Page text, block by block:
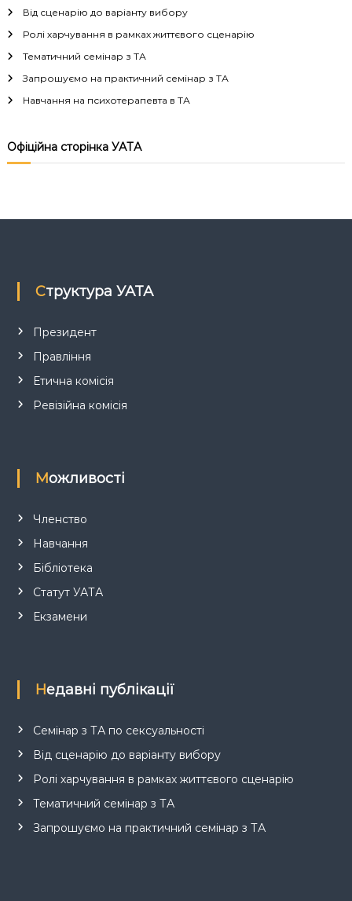
г
а
ц
я
и
с
в
Від сценарію до варіанту вибору
Ролі харчування в рамках життєвого сценарію
Тематичний семінар з ТА
Запрошуємо на практичний семінар з ТА
Навчання на психотерапевта в ТА
Офіційна сторінка УАТА
Структура УАТА
Президент
Правління
Етична комісія
Ревізійна комісія
Можливості
Членство
Навчання
Бібліотека
Статут УАТА
Екзамени
Недавні публікації
Семінар з ТА по сексуальності
Від сценарію до варіанту вибору
Ролі харчування в рамках життєвого сценарію
Тематичний семінар з ТА
Запрошуємо на практичний семінар з ТА